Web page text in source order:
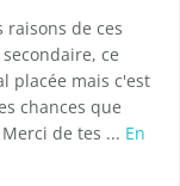
raisons de ces
ce
placée mais c'est
chances que
de tes ... En